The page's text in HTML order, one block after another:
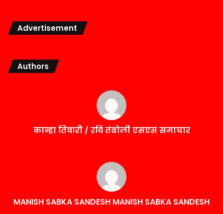
Advertisement
Authors
कान्हा तिवारी / रवि तंबोली एसएस समाचार
MANISH SABKA SANDESH MANISH SABKA SANDESH